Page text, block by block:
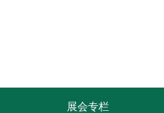
展会专栏